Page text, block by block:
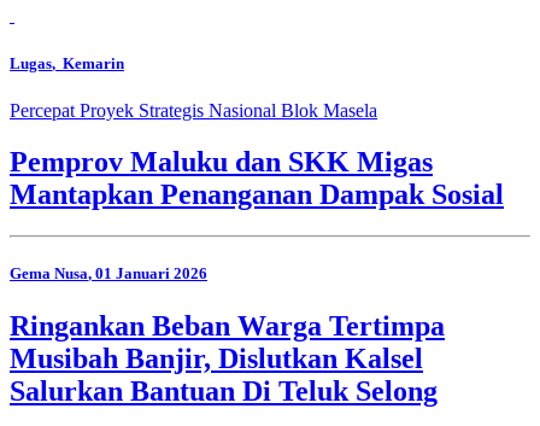
Lugas, Kemarin
Percepat Proyek Strategis Nasional Blok Masela
Pemprov Maluku dan SKK Migas
Mantapkan Penanganan Dampak Sosial
Gema Nusa, 01 Januari 2026
Ringankan Beban Warga Tertimpa
Musibah Banjir, Dislutkan Kalsel
Salurkan Bantuan Di Teluk Selong